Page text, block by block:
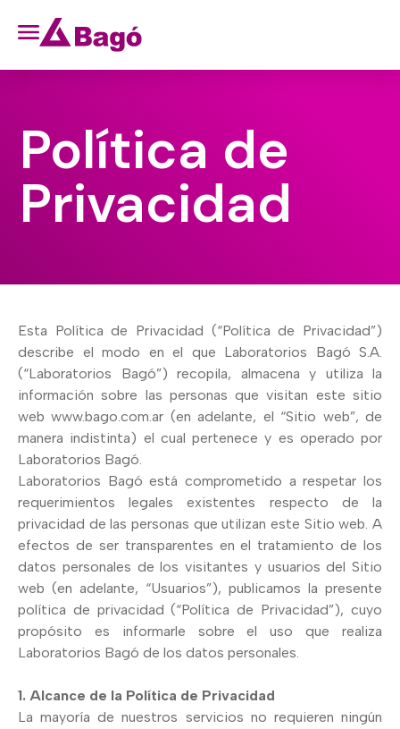
Política de
Privacidad
Esta Política de Privacidad (“Política de Privacidad”)
describe el modo en el que Laboratorios Bagó S.A.
(“Laboratorios Bagó”) recopila, almacena y utiliza la
información sobre las personas que visitan este sitio
web www.bago.com.ar (en adelante, el “Sitio web”, de
manera indistinta) el cual pertenece y es operado por
Laboratorios Bagó.
Laboratorios Bagó está comprometido a respetar los
requerimientos legales existentes respecto de la
privacidad de las personas que utilizan este Sitio web. A
efectos de ser transparentes en el tratamiento de los
datos personales de los visitantes y usuarios del Sitio
web (en adelante, “Usuarios”), publicamos la presente
política de privacidad (“Política de Privacidad”), cuyo
propósito es informarle sobre el uso que realiza
Laboratorios Bagó de los datos personales.
1. Alcance de la Política de Privacidad
La mayoría de nuestros servicios no requieren ningún